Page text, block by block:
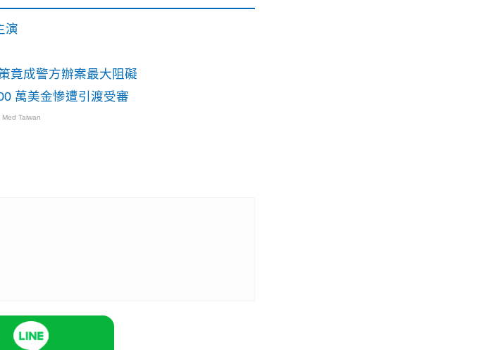
演
竟成警方辦案最大阻礙
萬美金慘遭引渡受審
Med Taiwan